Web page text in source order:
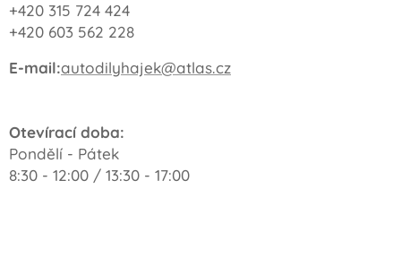
+420 315 724 424
+420 603 562 228
E-mail:autodilyhajek@atlas.cz
Otevírací doba:
Pondělí - Pátek
8:30 - 12:00 / 13:30 - 17:00